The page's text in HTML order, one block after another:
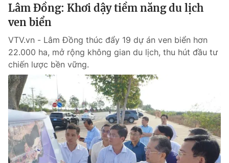
Góc doanh nghiệp
Truyền hình
Hậu trường
Nhân vật
Khán giả
Giải sao mai
Giải trí
Điện ảnh
Âm nhạc
Sao
Đời sống
Du lịch
Làm đẹp
Chất lượng cuộc sống
Giáo dục
Tuyển sinh
Học trực tuyến
Công nghệ
Hitech Công nghệ tương lai
Giao lưu trực tuyến
Lâm Đồng: Khơi dậy tiềm năng du lịch
ven biển
VTV.vn - Lâm Đồng thúc đẩy 19 dự án ven biển hơn
22.000 ha, mở rộng không gian du lịch, thu hút đầu tư
chiến lược bền vững.